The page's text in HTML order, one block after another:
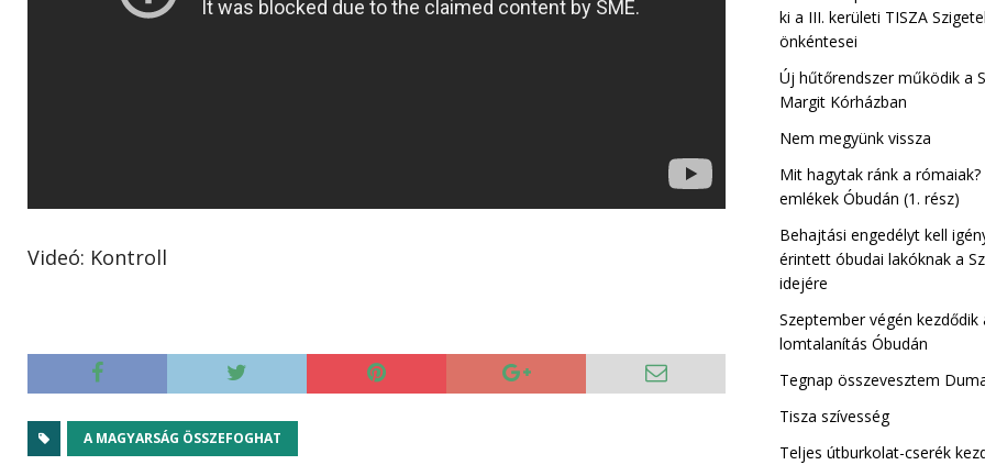
Videó: Kontroll
A MAGYARSÁG ÖSSZEFOGHAT
ki a III. kerületi TISZA
önkéntesei
Új hűtőrendszer működik a
Margit Kórházban
Nem megyünk vissza
Mit hagytak ránk a rómaiak?
emlékek Óbudán (1. rész)
Behajtási engedélyt kell
érintett óbudai lakóknak a
idejére
Szeptember végén kezdődik
lomtalanítás Óbudán
Tegnap összevesztem
Tisza szívesség
Teljes útburkolat-cserék
Kiscelli Tisza
Óbuda